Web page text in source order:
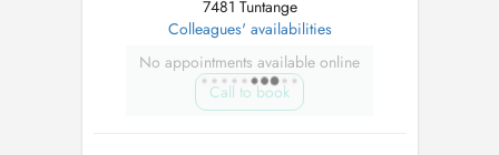
7481 Tuntange
Colleagues' availabilities
No appointments available online
Call to book